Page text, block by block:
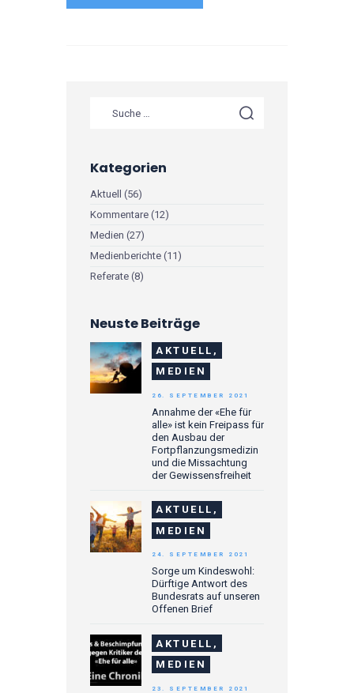
Kategorien
Aktuell (56)
Kommentare (12)
Medien (27)
Medienberichte (11)
Referate (8)
Neuste Beiträge
AKTUELL,
MEDIEN
Annahme der «Ehe für
alle» ist kein Freipass für
den Ausbau der
Fortpflanzungsmedizin
und die Missachtung
der Gewissensfreiheit
26. SEPTEMBER 2021
AKTUELL,
MEDIEN
Sorge um Kindeswohl:
Dürftige Antwort des
Bundesrats auf unseren
Offenen Brief
24. SEPTEMBER 2021
AKTUELL,
MEDIEN
23. SEPTEMBER 2021